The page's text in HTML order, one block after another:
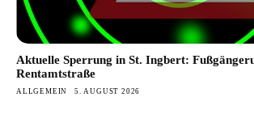
Aktuelle Sperrung in St. Ingbert:
Rentamtstraße
ALLGEMEIN 5. AUGUST 2026